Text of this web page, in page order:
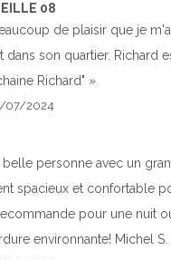
08
de plaisir que je
dans son quartier. Richard
Richard" »
07/2024
belle personne avec un
spacieux et confortable
pour une nuit
environnante! Michel S.